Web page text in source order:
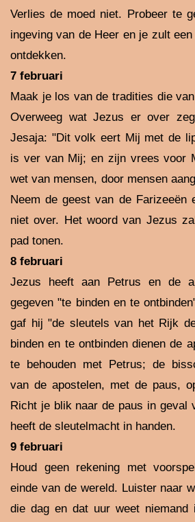
Verlies de moed niet. Probeer te
ingeving van de Heer en je zult
ontdekken.
7 februari
Maak je los van de tradities die
Overweeg wat Jezus er over
Jesaja: "Dit volk eert Mij met de
is ver van Mij; en zijn vrees voor
wet van mensen, door mensen
Neem de geest van de Farizeeën
niet over. Het woord van Jezus
pad tonen.
8 februari
Jezus heeft aan Petrus en de
gegeven "te binden en te
gaf hij "de sleutels van het Rijk
binden en te ontbinden dienen de
te behouden met Petrus; de
van de apostelen, met de paus,
Richt je blik naar de paus in geval
heeft de sleutelmacht in handen.
9 februari
Houd geen rekening met
einde van de wereld. Luister naar
die dag en dat uur weet